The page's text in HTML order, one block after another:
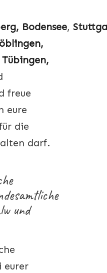
Bodensee,
freue
eure
die
darf.
und
eurer